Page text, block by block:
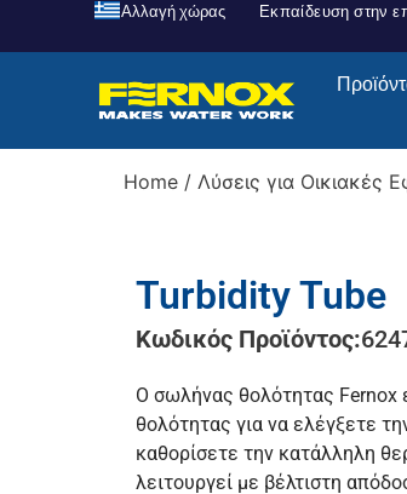
Αλλαγή χώρας Εκπαίδευση στην
Home / Λύσεις για Οικιακές
Turbidity Tube
Κωδικός Προϊόντος:
Ο σωλήνας θολότητας Fernox
θολότητας για να ελέγξετε
καθορίσετε την κατάλληλη
λειτουργεί με βέλτιστη